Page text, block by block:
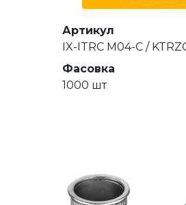
Артикул
IX-ITRC M04-C /
Фасовка
1000 шт